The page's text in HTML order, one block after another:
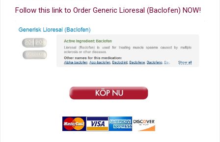
Follow this link to Order Generic Lioresal (Baclofen) NOW!